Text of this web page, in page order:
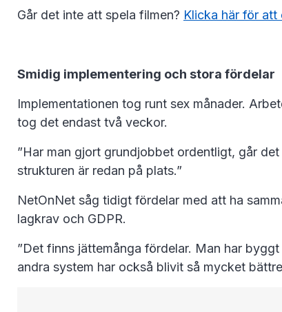
Går det inte att spela filmen? Klicka här för
Smidig implementering och stora fördelar
Implementationen tog runt sex månader.
tog det endast två veckor.
”Har man gjort grundjobbet ordentligt, går
strukturen är redan på plats.”
NetOnNet såg tidigt fördelar med att ha
lagkrav och GDPR.
”Det finns jättemånga fördelar. Man har
andra system har också blivit så mycket